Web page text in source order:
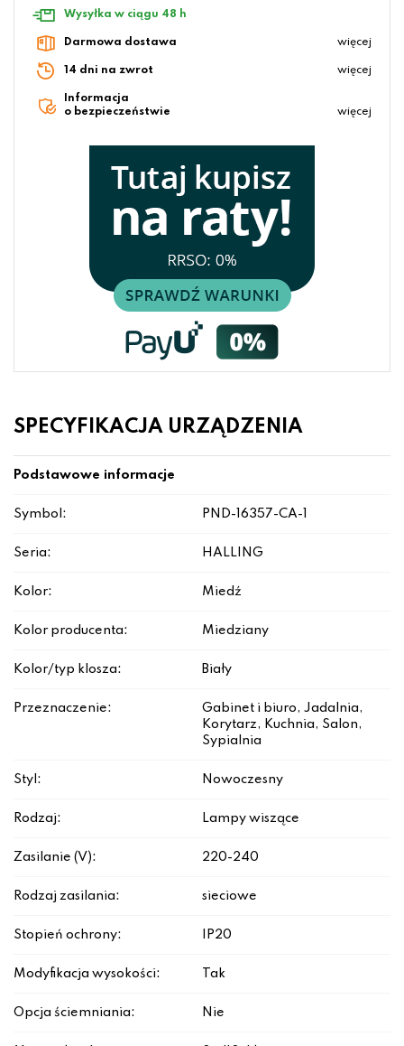
Wysyłka w ciągu 48 h
Darmowa dostawa więcej
14 dni na zwrot więcej
Informacja
o bezpieczeństwie
więcej
SPECYFIKACJA URZĄDZENIA
Podstawowe informacje
Symbol: PND-16357-CA-1
Seria: HALLING
Kolor: Miedź
Kolor producenta: Miedziany
Kolor/typ klosza: Biały
Przeznaczenie:
Gabinet i biuro, Jadalnia,
Korytarz, Kuchnia, Salon,
Sypialnia
Styl: Nowoczesny
Rodzaj: Lampy wiszące
Zasilanie (V): 220-240
Rodzaj zasilania: sieciowe
Stopień ochrony: IP20
Modyfikacja wysokości: Tak
Opcja ściemniania: Nie